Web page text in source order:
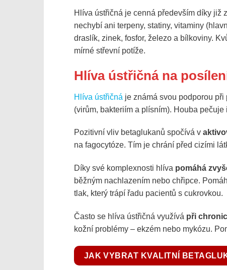
Hlíva ústřičná je cenná především díky již
nechybí ani terpeny, statiny, vitaminy
draslík, zinek, fosfor, železo a bílkoviny.
mírné střevní potíže.
Hlíva ústřičná na
Hlíva ústřičná je známá svou podporou
(virům, bakteriím a plísním). Houba
Pozitivní vliv betaglukanů spočívá v
na fagocytóze. Tím je chrání před cizími
Díky své komplexnosti hlíva pomáhá
běžným nachlazením nebo chřipce.
tlak, který trápí řadu pacientů s cukrovkou.
Často se hlíva ústřičná využívá při
kožní problémy – ekzém nebo mykózu.
JAK VYBRAT KVALITNÍ